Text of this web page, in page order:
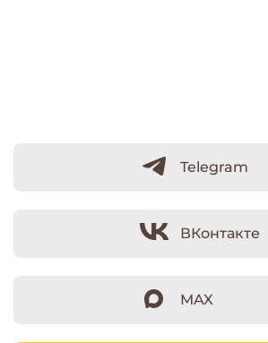
Telegram
ВКонтакте
MAX